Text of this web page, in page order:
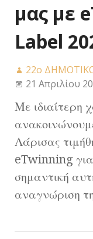
μας με
Label
22ο
21 Απριλίου
Με ιδιαίτερη
Λάρισας
eTwinning
σημαντική
αναγνώριση